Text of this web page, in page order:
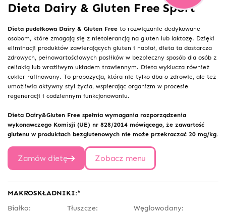
Dieta Dairy & Gluten Free Sport
Dieta pudełkowa Dairy & Gluten Free to rozwiązanie dedykowane
osobom, które zmagają się z nietolerancją na gluten lub laktozę. Dzięki
eliminacji produktów zawierających gluten i nabiał, dieta ta dostarcza
zdrowych, pełnowartościowych posiłków w bezpieczny sposób dla osób z
celiakią lub wrażliwym układem trawiennym. Dieta wyklucza również
cukier rafinowany. To propozycja, która nie tylko dba o zdrowie, ale też
umożliwia aktywny styl życia, wspierając organizm w procesie
regeneracji i codziennym funkcjonowaniu.
Dieta Dairy&Gluten Free spełnia wymagania rozporządzenia
wykonawczego Komisji (UE) nr 828/2014 mówiącego, że zawartość
glutenu w produktach bezglutenowych nie może przekraczać 20 mg/kg.
MAKROSKŁADNIKI:*
Białko:
Tłuszcze:
Węglowodany:
Zamów dietę Zobacz menu